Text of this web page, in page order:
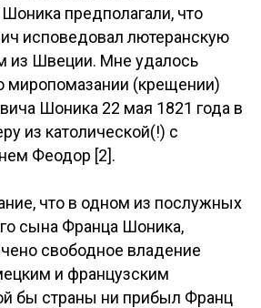
предполагали, что
исповедовал лютеранскую
из Швеции. Мне удалось
миропомазании (крещении)
Шоника 22 мая 1821 года в
из католической(!) с
Феодор [2].
что в одном из послужных
сына Франца Шоника,
свободное владение
и французским
бы страны ни прибыл Франц